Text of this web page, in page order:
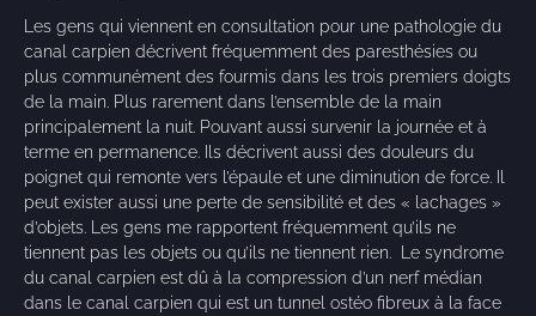
Les gens qui viennent en consultation pour une pathologie du
canal carpien décrivent fréquemment des paresthésies ou
plus communément des fourmis dans les trois premiers doigts
de la main. Plus rarement dans l’ensemble de la main
principalement la nuit. Pouvant aussi survenir la journée et à
terme en permanence. Ils décrivent aussi des douleurs du
poignet qui remonte vers l’épaule et une diminution de force. Il
peut exister aussi une perte de sensibilité et des « lachages »
d’objets. Les gens me rapportent fréquemment qu’ils ne
tiennent pas les objets ou qu’ils ne tiennent rien.
Le syndrome
du canal carpien est dû à la compression d’un nerf médian
dans le canal carpien qui est un tunnel ostéo fibreux à la face